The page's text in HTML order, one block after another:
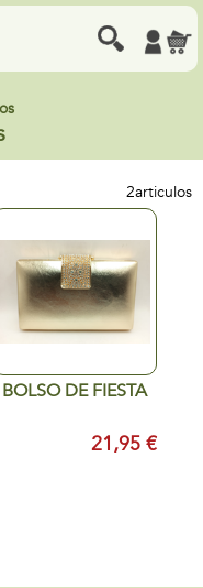
2articulos
BOLSO DE FIESTA
21,95 €